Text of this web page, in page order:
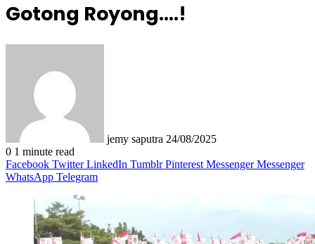
Gotong Royong….!
jemy saputra 24/08/2025
0 1 minute read
Facebook Twitter LinkedIn Tumblr Pinterest Messenger Messenger
WhatsApp Telegram